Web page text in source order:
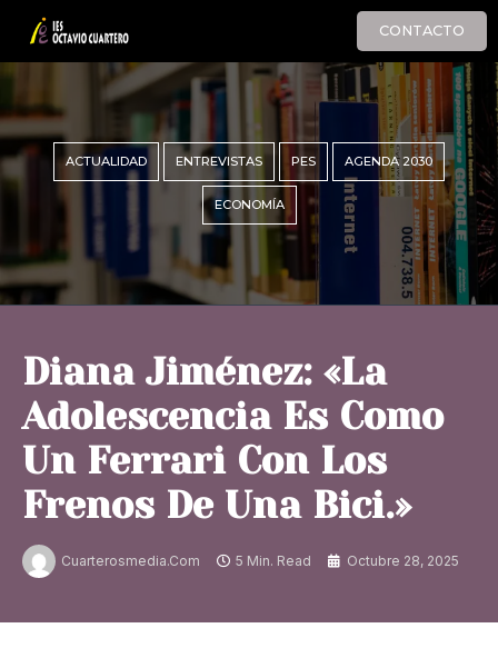
CONTACTO
ACTUALIDAD ENTREVISTAS PES AGENDA 2030
ECONOMÍA
Diana Jiménez: «La
Adolescencia Es Como
Un Ferrari Con Los
Frenos De Una Bici.»
Cuarterosmedia.com 5 Min. Read Octubre 28, 2025